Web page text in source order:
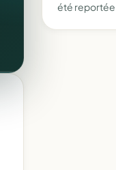
été reportée